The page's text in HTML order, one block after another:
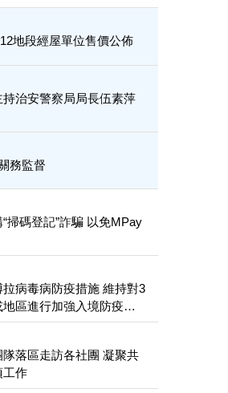
地段經屋單位售價公佈
治安警察局局長伍素萍
務監督
掃碼登記”詐騙 以免MPay
病毒病防疫措施 維持對3
區進行加強入境防疫措
落區走訪各社團 凝聚共
工作